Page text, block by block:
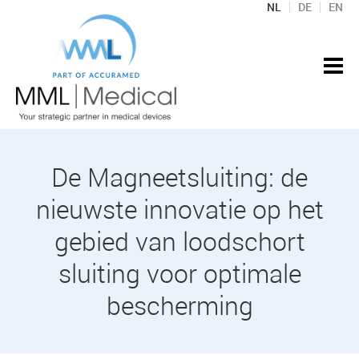
NL DE EN
De Magneetsluiting: de
nieuwste innovatie op het
gebied van loodschort
sluiting voor optimale
bescherming